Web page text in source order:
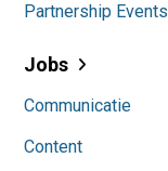
Partnership Events
Jobs
Communicatie
Content